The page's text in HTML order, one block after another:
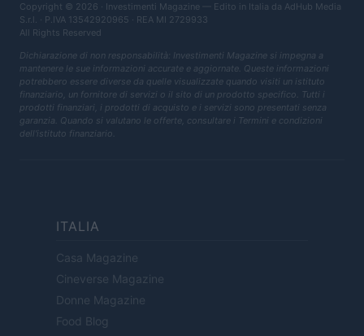
Copyright © 2026 · Investimenti Magazine — Edito in Italia da AdHub Media
S.r.l. · P.IVA 13542920965 · REA MI 2729933
All Rights Reserved
Dichiarazione di non responsabilità: Investimenti Magazine si impegna a
mantenere le sue informazioni accurate e aggiornate. Queste informazioni
potrebbero essere diverse da quelle visualizzate quando visiti un istituto
finanziario, un fornitore di servizi o il sito di un prodotto specifico. Tutti i
prodotti finanziari, i prodotti di acquisto e i servizi sono presentati senza
garanzia. Quando si valutano le offerte, consultare i Termini e condizioni
dell'istituto finanziario.
ITALIA
Casa Magazine
Cineverse Magazine
Donne Magazine
Food Blog